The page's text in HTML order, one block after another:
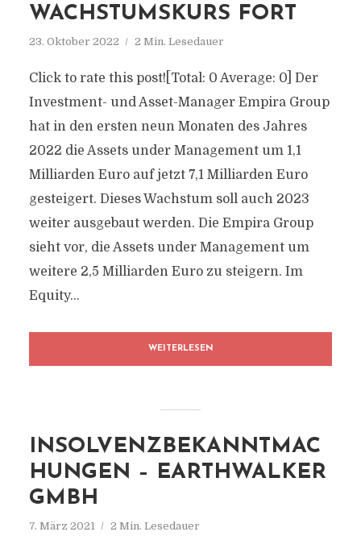
WACHSTUMSKURS FORT
23. Oktober 2022 2 Min. Lesedauer
Click to rate this post![Total: 0 Average: 0] Der
Investment- und Asset-Manager Empira Group
hat in den ersten neun Monaten des Jahres
2022 die Assets under Management um 1,1
Milliarden Euro auf jetzt 7,1 Milliarden Euro
gesteigert. Dieses Wachstum soll auch 2023
weiter ausgebaut werden. Die Empira Group
sieht vor, die Assets under Management um
weitere 2,5 Milliarden Euro zu steigern. Im
Equity...
WEITERLESEN
INSOLVENZBEKANNTMAC
HUNGEN – EARTHWALKER
GMBH
7. März 2021 2 Min. Lesedauer